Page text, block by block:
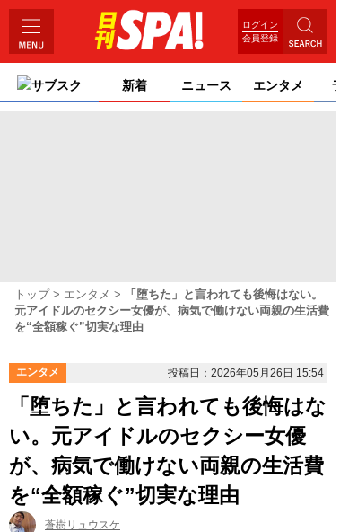
ログイン
会員登録
サブスク 新着 ニュース エンタメ
トップ エンタメ
「堕ちた」と言われても後悔はない。
元アイドルのセクシー女優が、病気で働けない両親の生活費
を“全額稼ぐ”切実な理由
エンタメ 投稿日：2026年05月26日 15:54
「堕ちた」と言われても後悔はな
い。元アイドルのセクシー女優
が、病気で働けない両親の生活費
を“全額稼ぐ”切実な理由
蒼樹リュウスケ